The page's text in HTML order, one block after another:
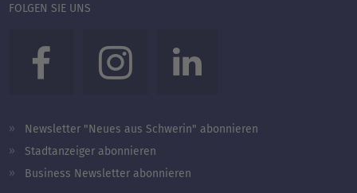
FOLGEN SIE UNS
Newsletter "Neues aus Schwerin" abonnieren
Stadtanzeiger abonnieren
Business Newsletter abonnieren